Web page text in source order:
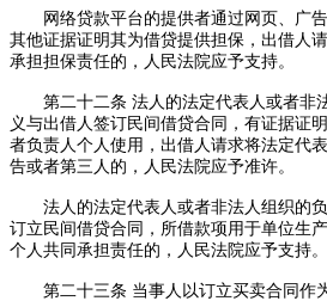
网络贷款平台的提供者通过网页、广告
其他证据证明其为借贷提供担保，出借人
承担担保责任的，人民法院应予支持。
第二十二条 法人的法定代表人或者非
义与出借人签订民间借贷合同，有证据证
者负责人个人使用，出借人请求将法定代
告或者第三人的，人民法院应予准许。
法人的法定代表人或者非法人组织的负
订立民间借贷合同，所借款项用于单位生
个人共同承担责任的，人民法院应予支持。
第二十三条 当事人以订立买卖合同作